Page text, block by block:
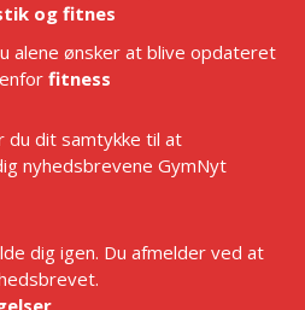
og fitnes
alene ønsker at blive opdateret
fitness
du dit samtykke til at
nyhedsbrevene GymNyt
dig igen. Du afmelder ved at